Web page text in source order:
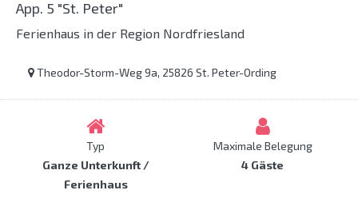
App. 5 "St. Peter"
Ferienhaus in der Region Nordfriesland
Theodor-Storm-Weg 9a, 25826 St. Peter-Ording
Typ
Ganze Unterkunft /
Ferienhaus
Maximale Belegung
4 Gäste